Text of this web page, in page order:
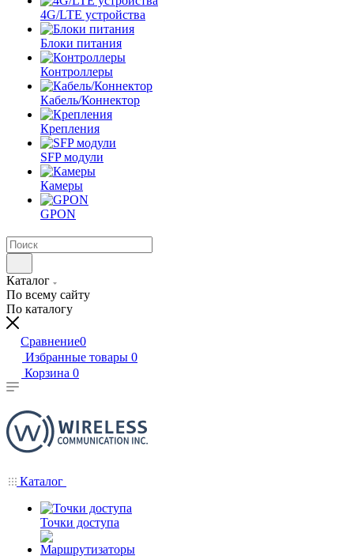
4G/LTE устройства
Блоки питания
Контроллеры
Кабель/Коннектор
Крепления
SFP модули
Камеры
GPON
Каталог
По всему сайту
По каталогу
Сравнение0
Избранные товары 0
Корзина 0
Каталог
Точки доступа